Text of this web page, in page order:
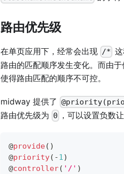
路由优先级
在单页应用下，经常会出现 /*
路由的匹配顺序发生变化。而由
使得路由匹配的顺序不可控。
midway 提供了
路由优先级为 0 ，可以设置负数
@provide( )
@priority( -1)
@controller( '/' )